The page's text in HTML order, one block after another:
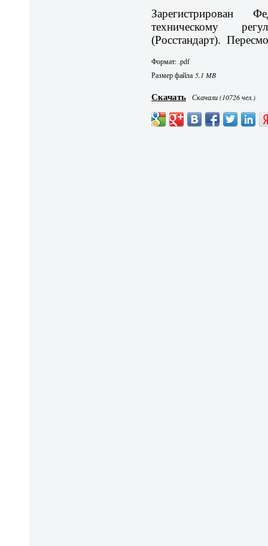
Зарегистрирован
техническому
(Росстандарт).
Формат: .pdf
Размер файла5.1 MB
Скачать Скачали (10726 чел.)